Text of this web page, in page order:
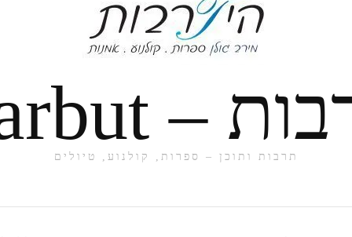
תרבות ותוכן – ספרות, קולנוע, טיולים